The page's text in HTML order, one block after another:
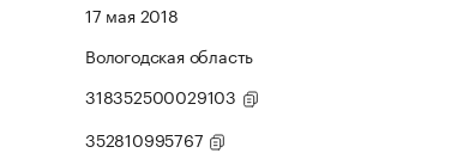
17 мая 2018
Вологодская область
318352500029103
352810995767